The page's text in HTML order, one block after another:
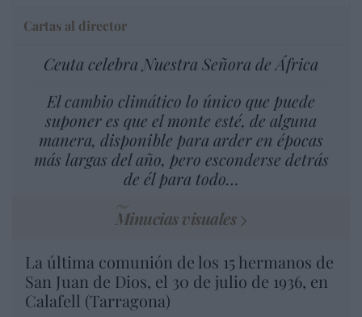
Cartas al director
Ceuta celebra Nuestra Señora de África
El cambio climático lo único que puede
suponer es que el monte esté, de alguna
manera, disponible para arder en épocas
más largas del año, pero esconderse detrás
de él para todo…
Minucias visuales
La última comunión de los 15 hermanos de
San Juan de Dios, el 30 de julio de 1936, en
Calafell (Tarragona)